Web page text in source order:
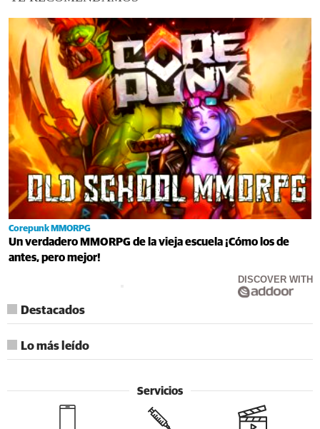
Corepunk MMORPG
Un verdadero MMORPG de la vieja escuela ¡Cómo los de
antes, pero mejor!
DISCOVER WITH
Destacados
Lo más leído
Servicios